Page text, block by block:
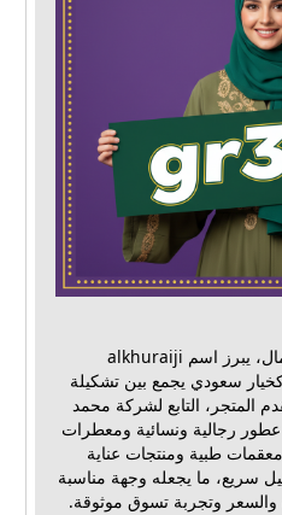
في عالم العطور والعناية بالجمال، يبرز اسم alkhuraiji
سعودي يجمع بين تشكيلة
المتجر، التابع لشركة محمد
رجالية ونسائية ومعطرات
طبية ومنتجات عناية
سريع، ما يجعله وجهة مناسبة
والسعر وتجربة تسوق موثوقة.